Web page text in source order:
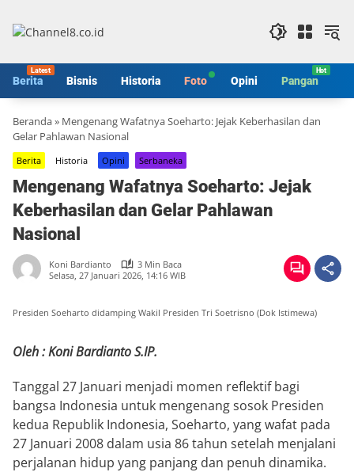
konten
Berita Bisnis Historia Foto Opini Pangan
Beranda» Mengenang Wafatnya Soeharto: Jejak Keberhasilan dan
Gelar Pahlawan Nasional
Berita Historia Opini Serbaneka
Mengenang Wafatnya Soeharto: Jejak
Keberhasilan dan Gelar Pahlawan
Nasional
Koni Bardianto
3 Min Baca
Selasa, 27 Januari 2026, 14:16 WIB
Presiden Soeharto didamping Wakil Presiden Tri Soetrisno (Dok Istimewa)
Oleh : Koni BardiantoS.IP.
Tanggal 27 Januari menjadi momen reflektif bagi
bangsa Indonesia untuk mengenang sosok Presiden
kedua Republik Indonesia, Soeharto, yang wafat pada
27 Januari 2008 dalam usia 86 tahun setelah menjalani
perjalanan hidup yang panjang dan penuh dinamika.